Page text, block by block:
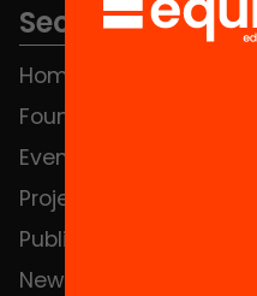
Sections
Home
Foundation
Events
Projects
Publications and videos
News